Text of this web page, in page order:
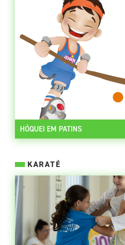
HÓQUEI EM PATINS
KARATÉ